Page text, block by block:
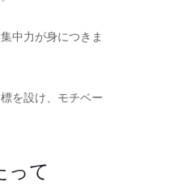
中力が身につきま
を設け、モチベー
って